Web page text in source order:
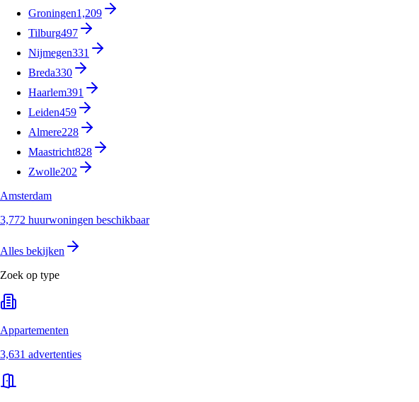
Groningen1,209
Tilburg497
Nijmegen331
Breda330
Haarlem391
Leiden459
Almere228
Maastricht828
Zwolle202
Amsterdam
3,772 huurwoningen beschikbaar
Alles bekijken
Zoek op type
Appartementen
3,631 advertenties